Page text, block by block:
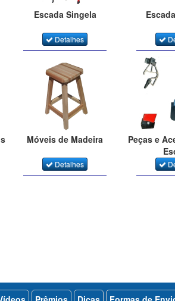
Escada Singela
Detalhes
Móveis de Madeira
Detalhes
Peças e